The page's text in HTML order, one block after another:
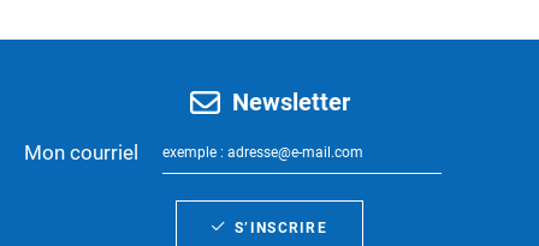
Newsletter
Mon courriel
S’INSCRIRE